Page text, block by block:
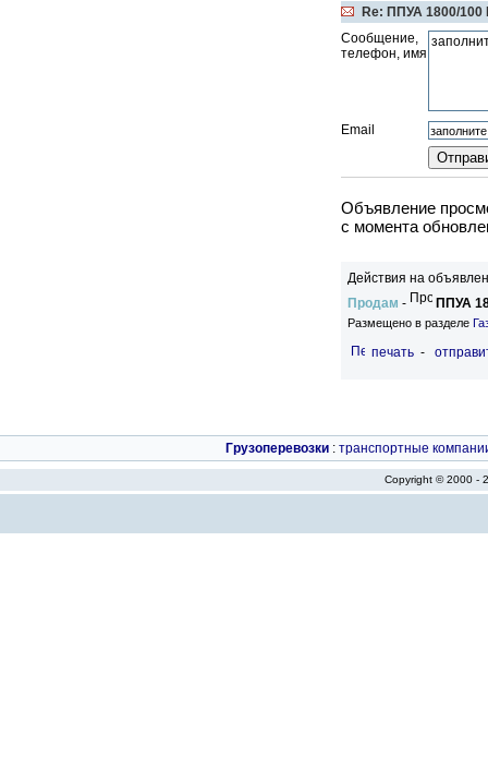
Re: ППУА 1800/
Сообщение,
телефон, имя
Email
Объявление
c момента
Действия на
Продам - ППУА
Размещено в разделе
печать -
Грузоперевозки : транспортные
Copyright © 2000 -